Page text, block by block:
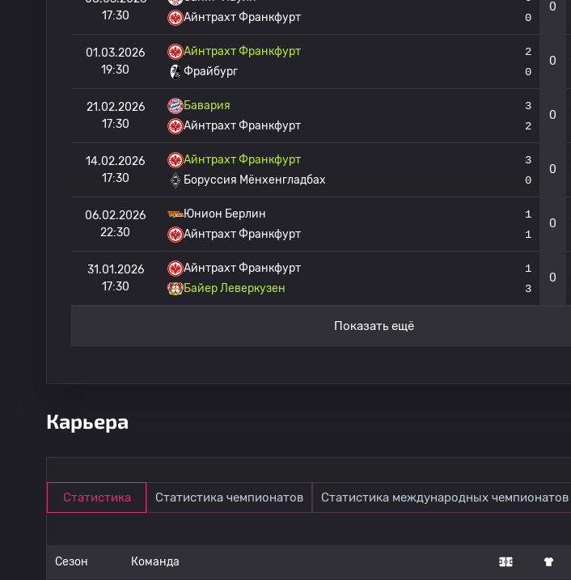
17:30
Айнтрахт Франкфурт
0
0
01.03.2026
19:30
Айнтрахт Франкфурт
Фрайбург
2
0
0
21.02.2026
17:30
Бавария
Айнтрахт Франкфурт
3
2
0
14.02.2026
17:30
Айнтрахт Франкфурт
Боруссия Мёнхенгладбах
3
0
0
06.02.2026
22:30
Юнион Берлин
Айнтрахт Франкфурт
1
1
0
31.01.2026
17:30
Айнтрахт Франкфурт
Байер Леверкузен
1
3
0
Показать ещё
Карьера
Статистика Статистика чемпионатов Статистика международных чемпионатов
Сезон Команда